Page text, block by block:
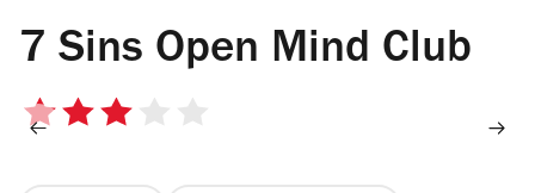
7 Sins Open Mind Club
3